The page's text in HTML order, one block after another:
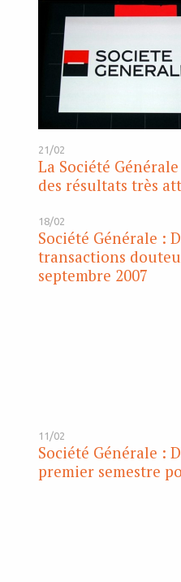
21/02
La Société
des résultats très
18/02
Société Générale :
transactions
septembre 2007
11/02
Société Générale :
premier semestre